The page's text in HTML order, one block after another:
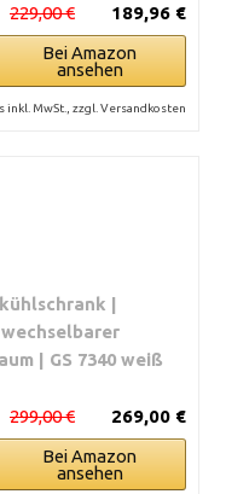
189,96 €
229,00 €
Bei Amazon
ansehen
inkl. MwSt., zzgl. Versandkosten
|
| GS 7340 weiß
269,00 €
299,00 €
Bei Amazon
ansehen